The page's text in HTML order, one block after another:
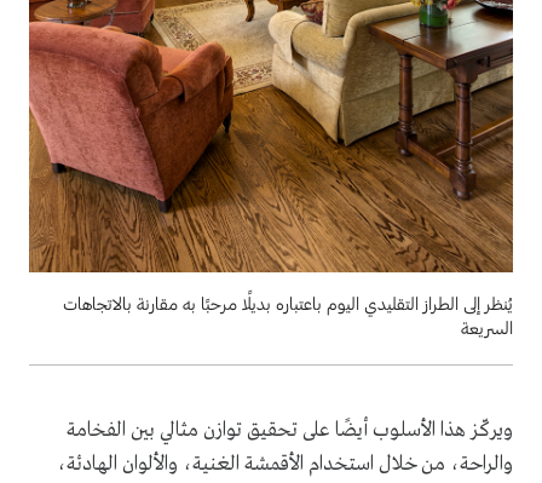
يُنظر إلى الطراز التقليدي اليوم باعتباره بديلًا مرحبًا به مقارنة بالاتجاهات
السريعة
ويركّز هذا الأسلوب أيضًا على تحقيق توازن مثالي بين الفخامة
والراحة، من خلال استخدام الأقمشة الغنية، والألوان الهادئة،